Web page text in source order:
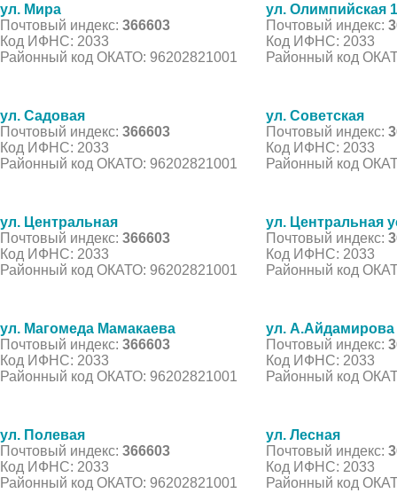
ул. Мира
Почтовый индекс: 366603
Код ИФНС: 2033
Районный код ОКАТО: 96202821001
ул. Олимпийская
Почтовый индекс:
Код ИФНС: 2033
Районный код
ул. Садовая
Почтовый индекс: 366603
Код ИФНС: 2033
Районный код ОКАТО: 96202821001
ул. Советская
Почтовый индекс:
Код ИФНС: 2033
Районный код
ул. Центральная
Почтовый индекс: 366603
Код ИФНС: 2033
Районный код ОКАТО: 96202821001
ул. Центральная
Почтовый индекс:
Код ИФНС: 2033
Районный код
ул. Магомеда Мамакаева
Почтовый индекс: 366603
Код ИФНС: 2033
Районный код ОКАТО: 96202821001
ул. А.Айдамирова
Почтовый индекс:
Код ИФНС: 2033
Районный код
ул. Полевая
Почтовый индекс: 366603
Код ИФНС: 2033
Районный код ОКАТО: 96202821001
ул. Лесная
Почтовый индекс:
Код ИФНС: 2033
Районный код